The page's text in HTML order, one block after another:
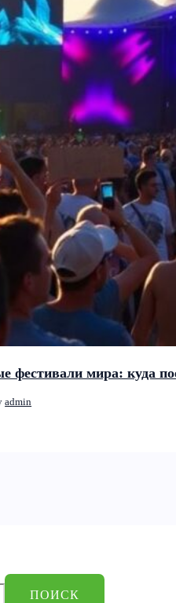
ПОИСК
фестивали мира: куда
admin